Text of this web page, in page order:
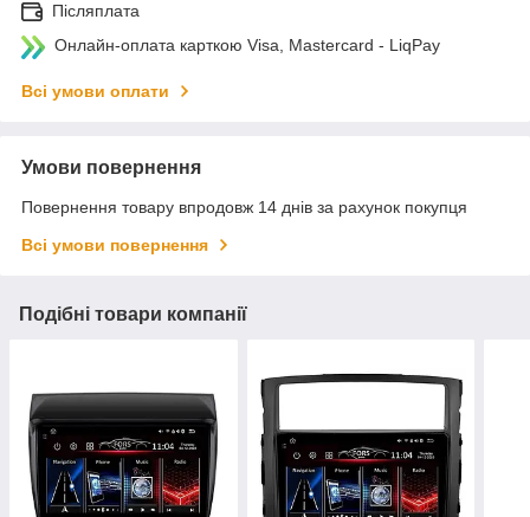
Післяплата
Онлайн-оплата карткою Visa, Mastercard - LiqPay
Всі умови оплати
Умови повернення
Повернення товару впродовж 14 днів за рахунок покупця
Всі умови повернення
Подібні товари компанії